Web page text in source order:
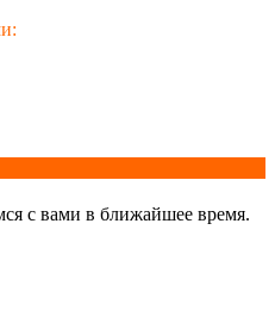
с вами в ближайшее время.